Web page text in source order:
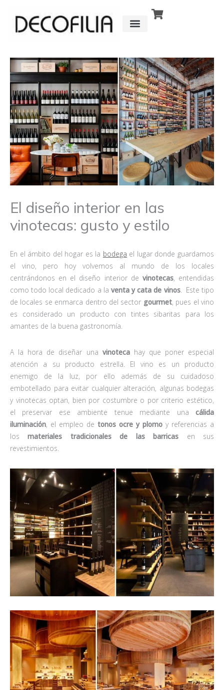
contenido
El diseño interior en las
vinotecas: gusto y estilo
En el ámbito del hogar es la bodega el lugar donde guardamos
el vino, pero hoy volvemos al mundo de los locales
centrándonos en el diseño interior de vinotecas, entendidas
como todo local dedicado a la venta y cata de vinos. Este tipo
de locales se enmarca dentro del sector gourmet, pues el vino
es considerado un producto con tintes sibaritas para los
amantes de la buena gastronomía.
A la hora de diseñar una vinotecahay que poner especial
atención a su producto estrella. El vino es un producto
enemigo de la luz, por ello además de su cuidadoso
embotellado para evitar cualquier alteración, algunas bodegas
y vinotecas optan, bien por costumbre o por criterio estético,
el preservar ese ambiente tenue mediante una cálida
iluminación, el empleo de tonos ocre y plomo y referencias a
los materiales tradicionales de las barricas en sus
revestimientos.